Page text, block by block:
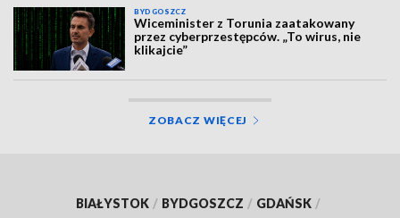
BYDGOSZCZ
Wiceminister z Torunia zaatakowany
przez cyberprzestępców. „To wirus, nie
klikajcie”
ZOBACZ WIĘCEJ
BIAŁYSTOK / BYDGOSZCZ / GDAŃSK /